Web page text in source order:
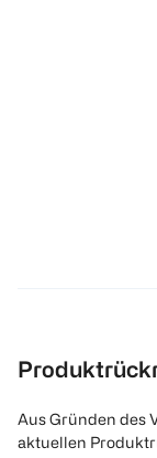
Aus Gründen des
aktuellen